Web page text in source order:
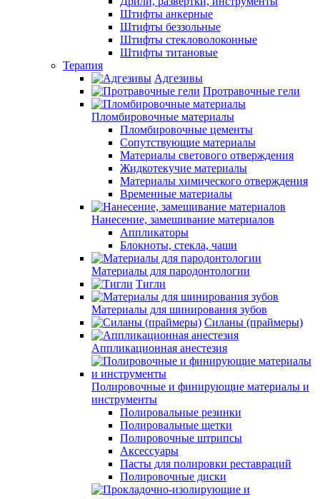
Штифты анкерные
Штифты беззольные
Штифты стекловолоконные
Штифты титановые
Терапия
Адгезивы
Протравочные гели
Пломбировочные материалы
Пломбировочные цементы
Сопутствующие материалы
Материалы светового отверждения
Жидкотекучие материалы
Материалы химического отверждения
Временные материалы
Нанесение, замешивание материалов
Аппликаторы
Блокноты, стекла, чаши
Материалы для пародонтологии
Тигли
Материалы для шинирования зубов
Силаны (праймеры)
Аппликационная анестезия
Полировочные и финирующие материалы и
инструменты
Полировальные резинки
Полировальные щетки
Полировочные штрипсы
Аксессуары
Пасты для полировки реставраций
Полировочные диски